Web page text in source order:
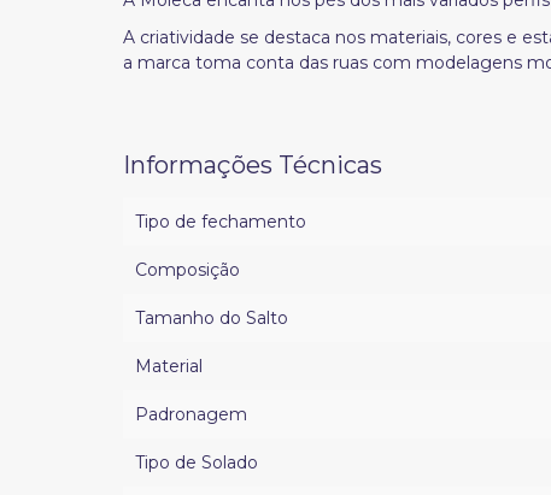
A criatividade se destaca nos materiais, cores e
a marca toma conta das ruas com modelagens
Informações Técnicas
Tipo de fechamento
Composição
Tamanho do Salto
Material
Padronagem
Tipo de Solado